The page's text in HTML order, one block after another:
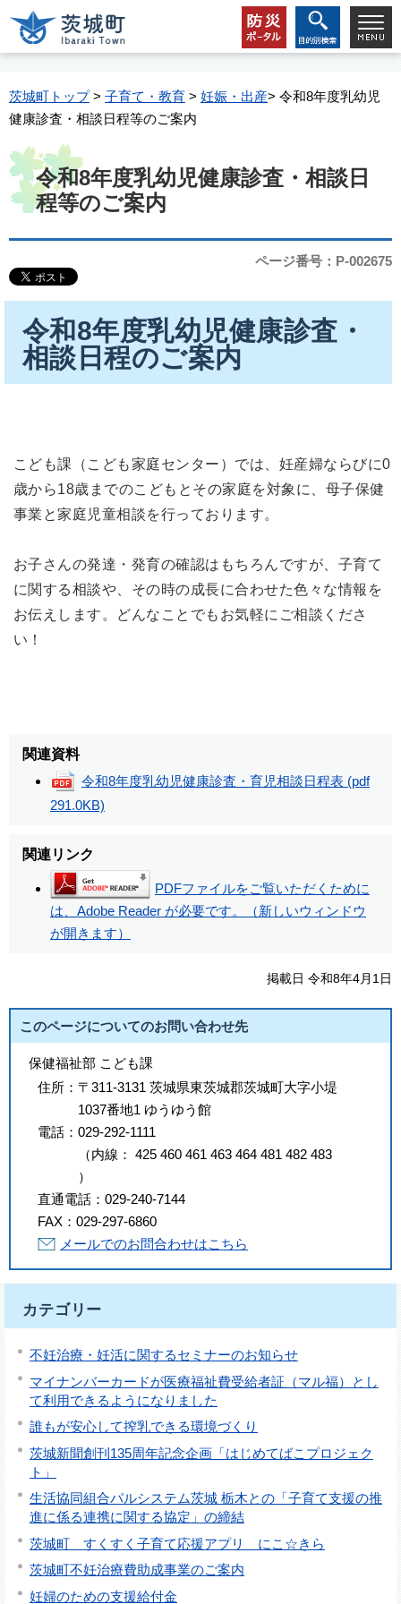
茨城町トップ> 子育て・教育 > 妊娠・出産> 令和8年度乳幼児
健康診査・相談日程等のご案内
令和8年度乳幼児健康診査・相談日
程等のご案内
ページ番号：P-002675
令和8年度乳幼児健康診査・
相談日程のご案内
こども課（こども家庭センター）では、妊産婦ならびに0
歳から18歳までのこどもとその家庭を対象に、母子保健
事業と家庭児童相談を行っております。
お子さんの発達・発育の確認はもちろんですが、子育て
に関する相談や、その時の成長に合わせた色々な情報を
お伝えします。どんなことでもお気軽にご相談くださ
い！
関連資料
令和8年度乳幼児健康診査・育児相談日程表 (pdf
291.0KB)
関連リンク
PDFファイルをご覧いただくために
は、Adobe Reader が必要です。（新しいウィンドウ
が開きます）
掲載日 令和8年4月1日
このページについてのお問い合わせ先
保健福祉部 こども課
住所： 〒311-3131 茨城県東茨城郡茨城町大字小堤
1037番地1 ゆうゆう館
電話： 029-292-1111
（内線 ： 425 460 461 463 464 481 482 483
）
直通電話： 029-240-7144
FAX： 029-297-6860
メールでのお問合わせはこちら
カテゴリー
不妊治療・妊活に関するセミナーのお知らせ
マイナンバーカードが医療福祉費受給者証（マル福）とし
て利用できるようになりました
誰もが安心して搾乳できる環境づくり
茨城新聞創刊135周年記念企画「はじめてばこプロジェク
ト」
生活協同組合パルシステム茨城 栃木との「子育て支援の推
進に係る連携に関する協定」の締結
茨城町 すくすく子育て応援アプリ にこ☆きら
茨城町不妊治療費助成事業のご案内
妊婦のための支援給付金